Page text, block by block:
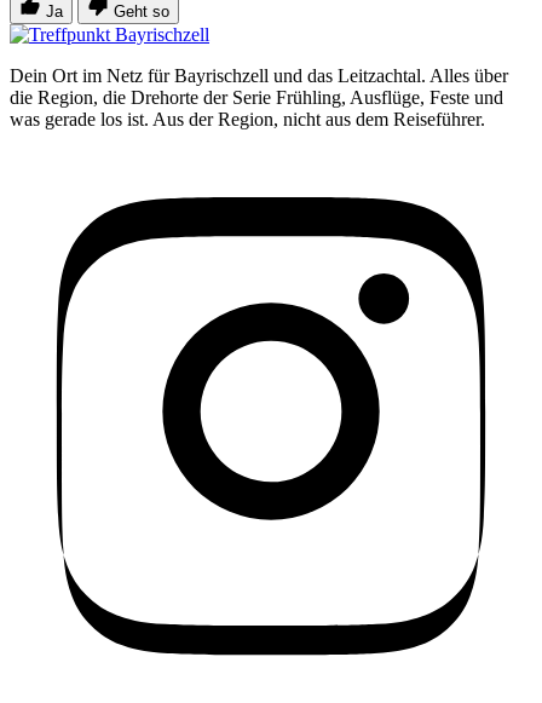
Ja Geht so
Dein Ort im Netz für Bayrischzell und das Leitzachtal. Alles über
die Region, die Drehorte der Serie Frühling, Ausflüge, Feste und
was gerade los ist. Aus der Region, nicht aus dem Reiseführer.